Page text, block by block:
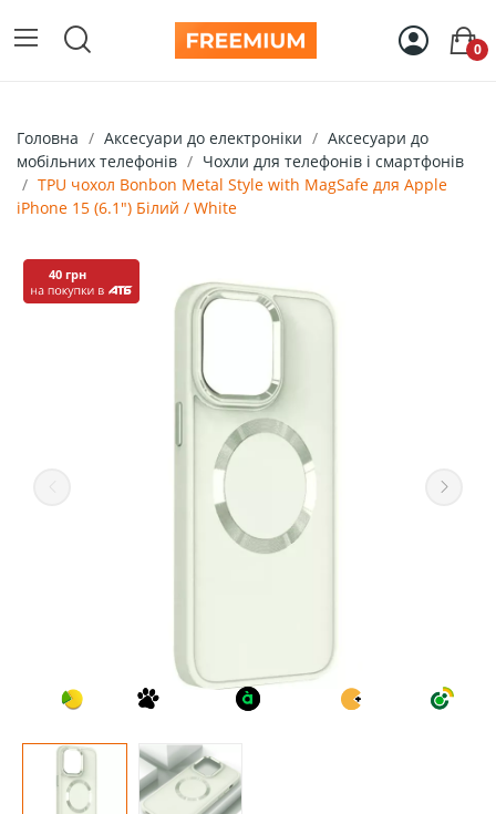
0
Головна Аксесуари до електроніки
Аксесуари до
мобільних телефонів
Чохли для телефонів і смартфонів
TPU чохол Bonbon Metal Style with MagSafe для Apple
iPhone 15 (6.1") Білий / White
40 грн